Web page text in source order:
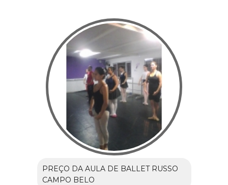
PREÇO DA AULA DE BALLET RUSSO
CAMPO BELO